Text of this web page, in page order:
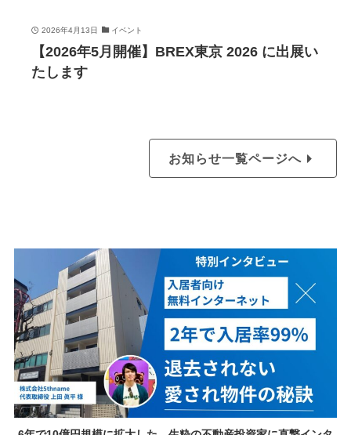
2026年4月13日 イベント
【2026年5月開催】BREX東京 2026 に出展い
たします
お知らせ一覧ページへ